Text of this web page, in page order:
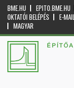
BME.HU EPITO.BME.HU
OKTATÓI BELÉPÉS
E-
MAGYAR